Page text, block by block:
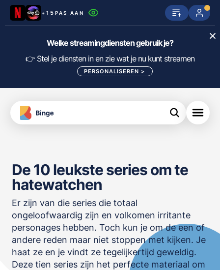
+15 PAS AAN
Netflix SkyShowtime Prime Video
Disney+ Videoland HBO Max
Viaplay Apple TV
meJane Canal+
FILTER FILMS EN SERIES OP MIJN
ALLES/NIETS SELECTEREN
OPSLAAN
Welke streamingdiensten gebruik je?
👉 Stel je diensten in en zie wat je nu kunt streamen
PERSONALISEREN >
Download
de
App
De 10 leukste series om te
hatewatchen
Er zijn van die series die totaal
ongeloofwaardig zijn en volkomen irritante
personages hebben. Toch kun je om de een of
andere reden maar niet stoppen met kijken. Je
haat ze en je vindt ze tegelijkertijd geweldig.
Deze tien series zijn het perfecte materiaal om
Riverdale